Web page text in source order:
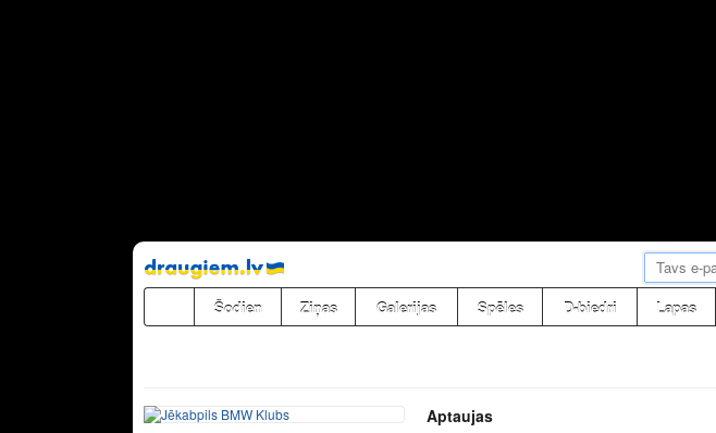
Pāriet
uz
saturu
Šodien Ziņas Galerijas Spēles D-biedri Lapas
Aptaujas